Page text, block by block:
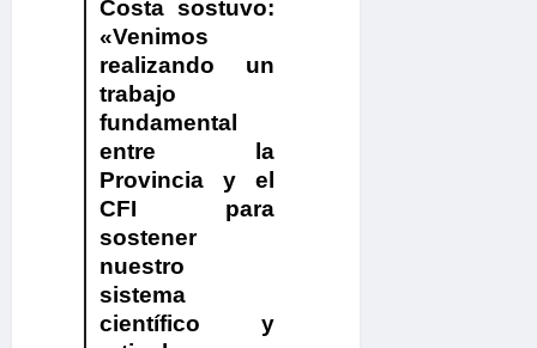
Costasostuvo:
«Venimos
realizando un
trabajo
fundamental
entre la
Provincia y el
CFI para
sostener
nuestro
sistema
científico y